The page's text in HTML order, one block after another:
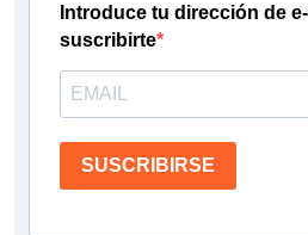
Introduce tu dirección de
suscribirte
SUSCRIBIRSE